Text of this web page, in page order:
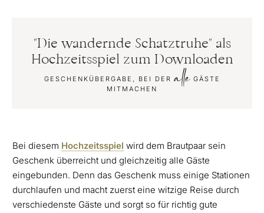
"Die wandernde Schatztruhe" als
Hochzeitsspiel zum Downloaden
GESCHENKÜBERGABE, BEI DERalleGÄSTE
MITMACHEN
Bei diesem Hochzeitsspiel wird dem Brautpaar sein
Geschenk überreicht und gleichzeitig alle Gäste
eingebunden. Denn das Geschenk muss einige Stationen
durchlaufen und macht zuerst eine witzige Reise durch
verschiedenste Gäste und sorgt so für richtig gute